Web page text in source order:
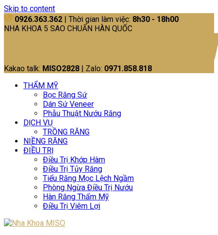
Skip to content
0926.363.362 | Thời gian làm việc: 8h30 - 18h00
NHA KHOA 5 SAO CHUẨN HÀN QUỐC
Kakao talk: MISO2828 | Zalo: 0971.858.818
THẨM MỸ
Bọc Răng Sứ
Dán Sứ Veneer
Phẫu Thuật Nướu Răng
DỊCH VỤ
TRỒNG RĂNG
NIỀNG RĂNG
ĐIỀU TRỊ
Điều Trị Khớp Hàm
Điều Trị Tủy Răng
Tiểu Răng Mọc Lệch Ngầm
Phòng Ngừa Điều Trị Nướu
Hàn Răng Thẩm Mỹ
Điều Trị Viêm Lợi